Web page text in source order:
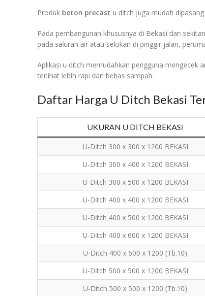
Produk beton precast u ditch juga mudah
Pada pembangunan khususnya di Bekasi dan
pada saluran air atau selokan di pinggir jalan,
Aplikasi u ditch memudahkan pengguna mengecek
terlihat lebih rapi dan bebas sampah.
Daftar Harga U Ditch Bekasi
UKURAN U DITCH BEKASI
U-Ditch 300 x 300 x 1200 BEKASI
U-Ditch 300 x 400 x 1200 BEKASI
U-Ditch 300 x 500 x 1200 BEKASI
U-Ditch 400 x 400 x 1200 BEKASI
U-Ditch 400 x 500 x 1200 BEKASI
U-Ditch 400 x 600 x 1200 BEKASI
U-Ditch 400 x 600 x 1200 (Tb.10)
U-Ditch 500 x 500 x 1200 BEKASI
U-Ditch 500 x 500 x 1200 (Tb.10)